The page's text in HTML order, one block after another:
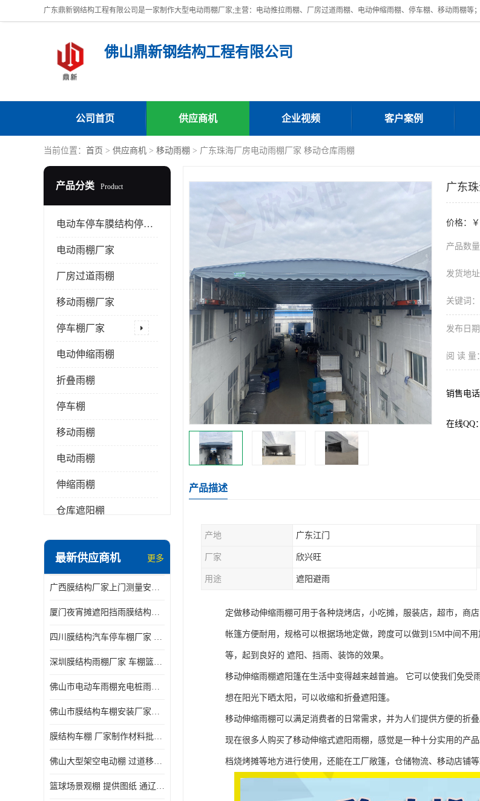
佛山鼎新钢结构工程有限公司
公司首页 供应商机 企业视频 客户案例
当前位置： 首页 > 供应商机 > 移动雨棚 > 广东珠海厂房电动雨棚厂家 移动仓库雨棚
产品分类 Product
电动车停车膜结构停车棚
电动雨棚厂家
厂房过道雨棚
移动雨棚厂家
停车棚厂家
电动伸缩雨棚
折叠雨棚
停车棚
移动雨棚
电动雨棚
伸缩雨棚
仓库遮阳棚
电动推拉雨棚
膜结构停景观棚
最新供应商机 更多
广西膜结构厂家上门测量安装发货，厂家发货没有差价
厦门夜宵摊遮阳挡雨膜结构雨棚设计 上门测量 款式多
四川膜结构汽车停车棚厂家 款式多 提供报价
深圳膜结构雨棚厂家 车棚篮球场体育看台 规格多样
佛山市电动车雨棚充电桩雨棚小区电动车棚
佛山市膜结构车棚安装厂家发货安装
膜结构车棚 厂家制作材料批发安装一体式工厂
佛山大型架空电动棚 过道移动雨蓬 屋轨道悬空棚免费测量
篮球场景观棚 提供图纸 通辽膜结构厂家
广东
价格：￥
产品数量
发货地址
关键词：
发布日期
阅 读 量：
销售电话
在线QQ：
产品描述
产地 广东江门
厂家 欣兴旺
用途 遮阳避雨
定做移动伸缩雨棚可用于各种烧烤店，小吃摊，服装店，超市，商
帐篷方便耐用，规格可以根据场地定做，跨度可以做到15M中间不
等，起到良好的 遮阳、挡雨、装饰的效果。
移动伸缩雨棚遮阳篷在生活中变得越来越普遍。 它可以使我们免
想在阳光下晒太阳，可以收缩和折叠遮阳篷。
移动伸缩雨棚可以满足消费者的日常需求，并为人们提供方便的折叠
现在很多人购买了移动伸缩式遮阳雨棚，感觉是一种十分实用的产
档烧烤摊等地方进行使用，还能在工厂敞篷，仓储物流、移动店铺等